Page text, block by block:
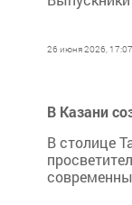
26 июня 2026, 17:07
В Казани
В столице